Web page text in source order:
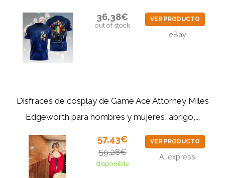
36,38€
out of stock
VER PRODUCTO
eBay
Disfraces de cosplay de Game Ace Attorney Miles
Edgeworth para hombres y mujeres, abrigo,...
57,43€
59,28€
disponible
VER PRODUCTO
Aliexpress